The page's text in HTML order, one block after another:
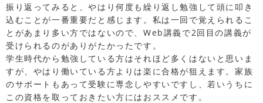
振り返ってみると、やはり何度も繰り返し勉強して頭に叩き
込むことが一番重要だと感じます。私は一回で覚えられるこ
とがあまり多い方ではないので、Web講義で2回目の講義が
受けられるのがありがたかったです。
学生時代から勉強している方はそれほど多くはないと思いま
すが、やはり働いている方よりは楽に合格が狙えます。家族
のサポートもあって受験に専念しやすいですし、若いうちに
この資格を取っておきたい方にはおススメです。